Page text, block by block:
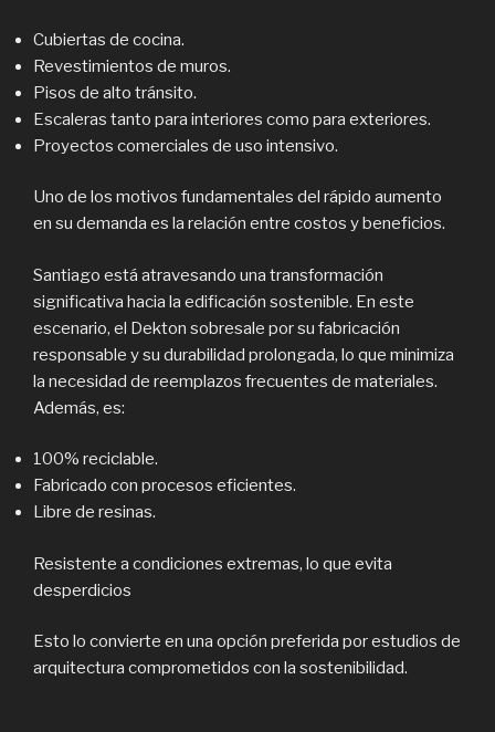
Cubiertas de cocina.
Revestimientos de muros.
Pisos de alto tránsito.
Escaleras tanto para interiores como para exteriores.
Proyectos comerciales de uso intensivo.
Uno de los motivos fundamentales del rápido aumento
en su demanda es la relación entre costos y beneficios.
Santiago está atravesando una transformación
significativa hacia la edificación sostenible. En este
escenario, el Dekton sobresale por su fabricación
responsable y su durabilidad prolongada, lo que minimiza
la necesidad de reemplazos frecuentes de materiales.
Además, es:
100% reciclable.
Fabricado con procesos eficientes.
Libre de resinas.
Resistente a condiciones extremas, lo que evita
desperdicios
Esto lo convierte en una opción preferida por estudios de
arquitectura comprometidos con la sostenibilidad.